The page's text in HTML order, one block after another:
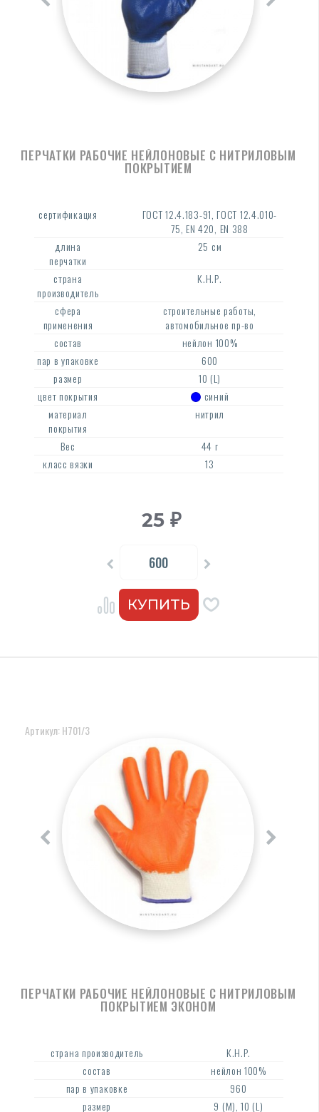
ПЕРЧАТКИ РАБОЧИЕ НЕЙЛОНОВЫЕ С НИТРИЛОВЫМ
ПОКРЫТИЕМ
сертификация
ГОСТ 12.4.183-91, ГОСТ 12.4.010-
75, EN 420, EN 388
длина
перчатки
25 см
страна
производитель
К.Н.Р.
сфера
применения
строительные работы,
автомобильное пр-во
состав
нейлон 100%
пар в упаковке
600
размер
10 (L)
цвет покрытия
синий
материал
покрытия
нитрил
Вес
44 г
класс вязки
13
25 ₽
Артикул: Н701/3
ПЕРЧАТКИ РАБОЧИЕ НЕЙЛОНОВЫЕ С НИТРИЛОВЫМ
ПОКРЫТИЕМ ЭКОНОМ
страна производитель
К.Н.Р.
состав
нейлон 100%
пар в упаковке
960
размер
9 (M), 10 (L)